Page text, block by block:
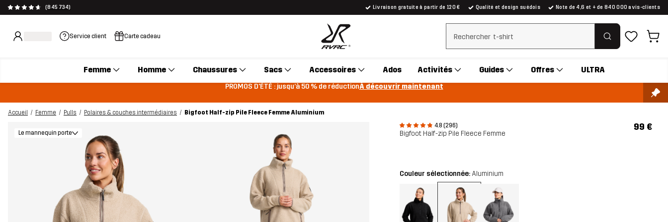
(845 734) Livraison gratuite à partir de 120 € Qualité et design suédois Note de 4,6 et + de 840 000 avis-clients
Service client Carte cadeau Effacer la recherche
Femme Homme Chaussures Sacs Accessoires Ados Activités Guides Offres ULTRA
PROMOS D'ÉTÉ : jusqu’à 50 % de réductionÀ découvrir maintenant
Accueil Femme Pulls Polaires & couches intermédiaires
Bigfoot Half-zip Pile Fleece Femme Aluminium
4.8 (296)
Bigfoot Half-zip Pile Fleece Femme
99 €
Le mannequin porte
Couleur sélectionnée: Aluminium